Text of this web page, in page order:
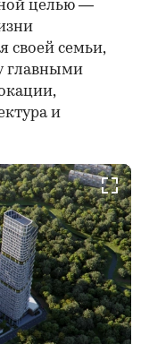
целью —
своей семьи,
главными
и